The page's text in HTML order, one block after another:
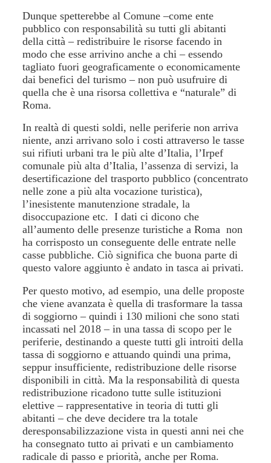
Dunque spetterebbe al Comune –come ente
pubblico con responsabilità su tutti gli abitanti
della città – redistribuire le risorse facendo in
modo che esse arrivino anche a chi – essendo
tagliato fuori geograficamente o economicamente
dai benefici del turismo – non può usufruire di
quella che è una risorsa collettiva e “naturale” di
Roma.
In realtà di questi soldi, nelle periferie non arriva
niente, anzi arrivano solo i costi attraverso le tasse
sui rifiuti urbani tra le più alte d’Italia, l’Irpef
comunale più alta d’Italia, l’assenza di servizi, la
desertificazione del trasporto pubblico (concentrato
nelle zone a più alta vocazione turistica),
l’inesistente manutenzione stradale, la
disoccupazione etc. I dati ci dicono che
all’aumento delle presenze turistiche a Roma non
ha corrisposto un conseguente delle entrate nelle
casse pubbliche. Ciò significa che buona parte di
questo valore aggiunto è andato in tasca ai privati.
Per questo motivo, ad esempio, una delle proposte
che viene avanzata è quella di trasformare la tassa
di soggiorno – quindi i 130 milioni che sono stati
incassati nel 2018 – in una tassa di scopo per le
periferie, destinando a queste tutti gli introiti della
tassa di soggiorno e attuando quindi una prima,
seppur insufficiente, redistribuzione delle risorse
disponibili in città. Ma la responsabilità di questa
redistribuzione ricadono tutte sulle istituzioni
elettive – rappresentative in teoria di tutti gli
abitanti – che deve decidere tra la totale
deresponsabilizzazione vista in questi anni nei che
ha consegnato tutto ai privati e un cambiamento
radicale di passo e priorità, anche per Roma.